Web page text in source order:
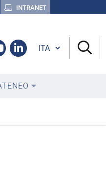
INTRANET
YoutubeLinkedin
Cambia lingua